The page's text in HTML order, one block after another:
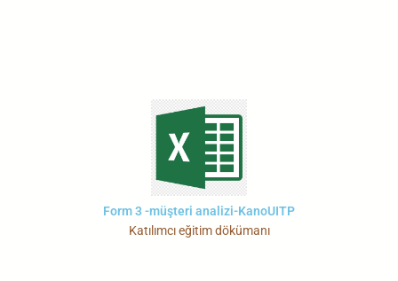
Form 3 -müşteri analizi-KanoUITP
Katılımcı eğitim dökümanı